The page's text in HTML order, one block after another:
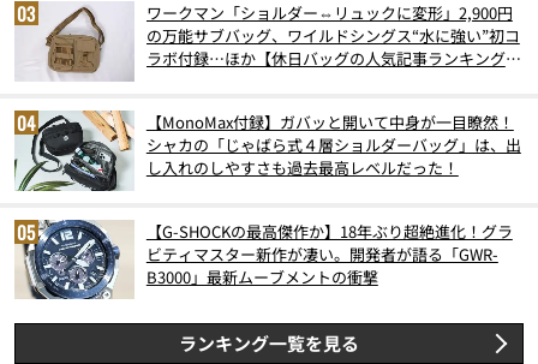
ワークマン「ショルダー⇔リュックに変形」2,900円
の万能サブバッグ、ワイルドシングス“水に強い”初コ
ラボ付録…ほか【休日バッグの人気記事ランキングベ
【MonoMax付録】ガバッと開いて中身が一目瞭然！
シャカの「じゃばら式４層ショルダーバッグ」は、出
し入れのしやすさも過去最高レベルだった！
【G-SHOCKの最高傑作か】18年ぶり超絶進化！グラ
ビティマスター新作が凄い。開発者が語る「GWR-
B3000」最新ムーブメントの衝撃
ランキング一覧を見る